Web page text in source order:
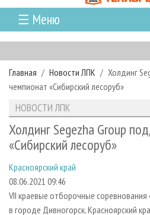
☰ Меню
ГЛАВНАЯ
РУБРИКИ И ТЕМЫ
РУБРИКИ ЖУРНАЛА
ЛЕСОЗАГОТОВКА
ЛЕСОПИЛЕНИЕ
СУШКА ДРЕВЕСИНЫ
ПРОИЗВОДСТВО ДРЕВЕСНЫХ
НОВОСТИ
НОВОСТИ ЛПК
НОВОСТИ ЖУРНАЛА
ПРОЕКТЫ ЛПИ
АНАЛИТИКА
ПРЕДПРИЯТИЯ ЛПК
ПЕРСОНЫ
МОБИЛЬНЫЕ ВЫСТАВКИ
АРХИВ ЖУРНАЛОВ
О ЖУРНАЛЕ
ПОДПИСКА
КОНТАКТЫ
РЕКЛАМОДАТЕЛЯМ
РЕКЛАМА
РЕКЛАМА НА САЙТЕ
Главная Новости ЛПК
Холдинг
чемпионат «Сибирский лесоруб»
НОВОСТИ ЛПК
Холдинг Segezha Group
«Сибирский лесоруб»
Красноярский край
08.06.2021 09:46
VII краевые отборочные соревнования
в городе Дивногорск, Красноярский